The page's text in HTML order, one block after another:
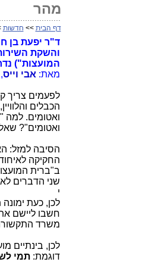
מהר
דף הבית >> חדשות
ד"ר יפעת בן
והשקת
המועצות")
מאת: אבי וייס
לפעמים צריך
הכבלים
ואטומים. למה
ואטומים"?
הסיבה למזל:
החקיקה
ב"ברית
שני הדברים
י
לכן, כעת
חשבו ליישם את
משרד
לכן, בינתיים
דוגמת:תמי